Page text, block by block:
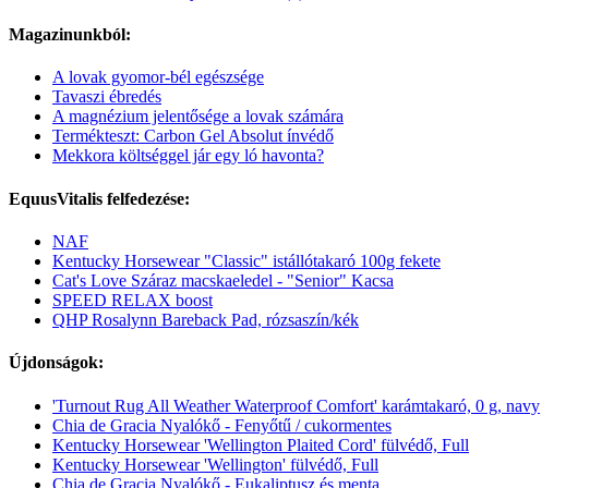
Magazinunkból:
A lovak gyomor-bél egészsége
Tavaszi ébredés
A magnézium jelentősége a lovak számára
Termékteszt: Carbon Gel Absolut ínvédő
Mekkora költséggel jár egy ló havonta?
EquusVitalis felfedezése:
NAF
Kentucky Horsewear "Classic" istállótakaró 100g fekete
Cat's Love Száraz macskaeledel - "Senior" Kacsa
SPEED RELAX boost
QHP Rosalynn Bareback Pad, rózsaszín/kék
Újdonságok:
'Turnout Rug All Weather Waterproof Comfort' karámtakaró, 0 g, navy
Chia de Gracia Nyalókő - Fenyőtű / cukormentes
Kentucky Horsewear 'Wellington Plaited Cord' fülvédő, Full
Kentucky Horsewear 'Wellington' fülvédő, Full
Chia de Gracia Nyalókő - Eukaliptusz és menta